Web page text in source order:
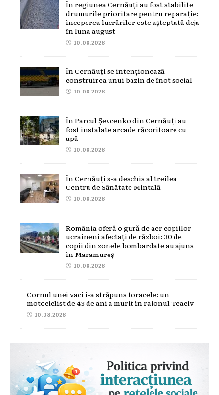
În regiunea Cernăuți au fost stabilite
drumurile prioritare pentru reparație:
începerea lucrărilor este așteptată deja
în luna august
10.08.2026
În Cernăuți se intenționează
construirea unui bazin de înot social
10.08.2026
În Parcul Șevcenko din Cernăuți au
fost instalate arcade răcoritoare cu
apă
10.08.2026
În Cernăuți s-a deschis al treilea
Centru de Sănătate Mintală
10.08.2026
România oferă o gură de aer copiilor
ucraineni afectați de război: 30 de
copii din zonele bombardate au ajuns
în Maramureș
10.08.2026
Cornul unei vaci i-a străpuns toracele: un
motociclist de 43 de ani a murit în raionul Teaciv
10.08.2026